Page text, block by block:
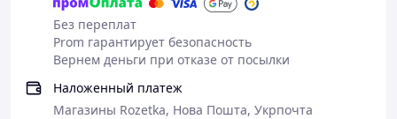
Без переплат
Prom гарантирует безопасность
Вернем деньги при отказе от посылки
Наложенный платеж
Магазины Rozetka, Нова Пошта, Укрпочта